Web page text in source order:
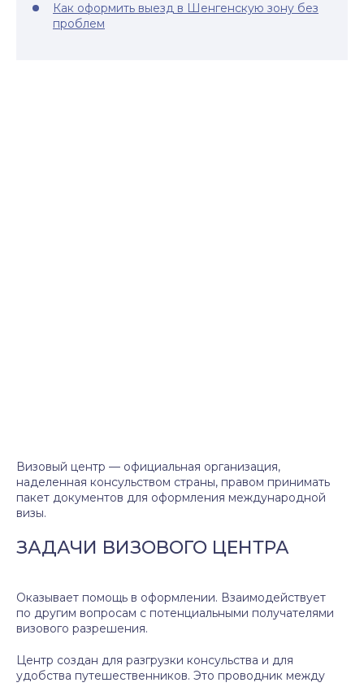
Как оформить выезд в Шенгенскую зону без
проблем
Визовый центр — официальная организация,
наделенная консульством страны, правом принимать
пакет документов для оформления международной
визы.
ЗАДАЧИ ВИЗОВОГО ЦЕНТРА
Оказывает помощь в оформлении. Взаимодействует
по другим вопросам с потенциальными получателями
визового разрешения.
Центр создан для разгрузки консульства и для
удобства путешественников. Это проводник между